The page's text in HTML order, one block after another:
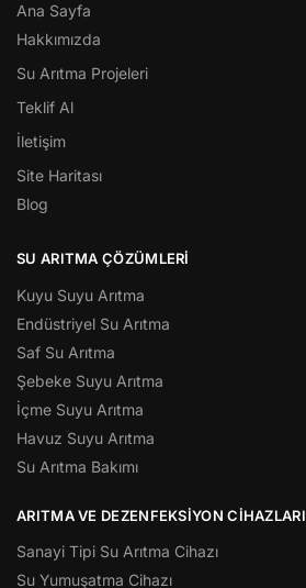
Ana Sayfa
Hakkımızda
Su Arıtma Projeleri
Teklif Al
İletişim
Site Haritası
Blog
SU ARITMA ÇÖZÜMLERI
Kuyu Suyu Arıtma
Endüstriyel Su Arıtma
Saf Su Arıtma
Şebeke Suyu Arıtma
İçme Suyu Arıtma
Havuz Suyu Arıtma
Su Arıtma Bakımı
ARITMA VE DEZENFEKSIYON CIHAZLARI
Sanayi Tipi Su Arıtma Cihazı
Su Yumuşatma Cihazı